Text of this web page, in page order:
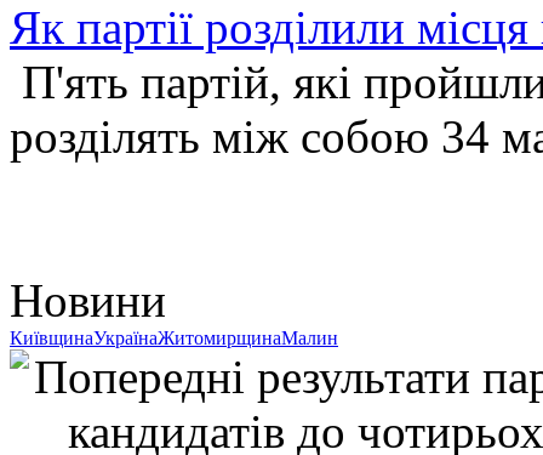
Як партії розділили
П'ять партій, які
розділять між собою 34
Новини
КиївщинаУкраїнаЖитомирщинаМалин